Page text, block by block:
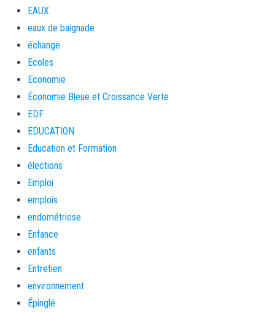
EAUX
eaux de baignade
échange
Ecoles
Economie
Économie Bleue et Croissance Verte
EDF
EDUCATION
Education et Formation
élections
Emploi
emplois
endométriose
Enfance
enfants
Entretien
environnement
Épinglé